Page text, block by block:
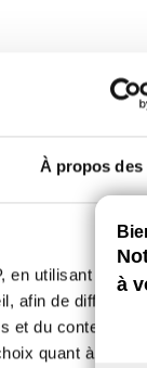
À propos des
en utilisant des
afin de diffuser
du contenu,
quant à
tchat